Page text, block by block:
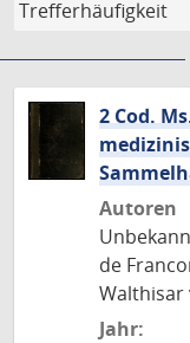
2 Cod.
Autoren
de
Walthisar
Jahr: